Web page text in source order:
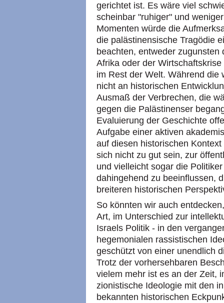
gerichtet ist. Es wäre viel
scheinbar "ruhiger" und
Momenten würde die
die palästinensische Tragödie
beachten, entweder
Afrika oder der
im Rest der Welt. Während die
nicht an historischen
Ausmaß der Verbrechen, die
gegen die Palästinenser
Evaluierung der Geschichte
Aufgabe einer aktiven
auf diesen historischen
sich nicht zu gut sein, zur
und vielleicht sogar die
dahingehend zu beeinflussen,
breiteren historischen
So könnten wir auch
Art, im Unterschied zur
Israels Politik - in den
hegemonialen rassistischen
geschützt von einer unendlich
Trotz der vorhersehbaren
vielem mehr ist es an der Zeit,
zionistische Ideologie mit den
bekannten historischen